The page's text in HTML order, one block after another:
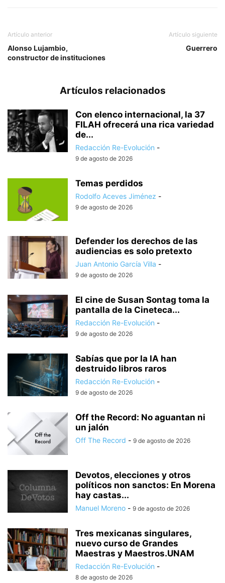
Artículo anterior
Alonso Lujambio,
constructor de instituciones
Artículo siguiente
Guerrero
Artículos relacionados
Con elenco internacional, la 37
FILAH ofrecerá una rica variedad
de...
Redacción Re-Evolución -
9 de agosto de 2026
Temas perdidos
Rodolfo Aceves Jiménez -
9 de agosto de 2026
Defender los derechos de las
audiencias es solo pretexto
Juan Antonio García Villa -
9 de agosto de 2026
El cine de Susan Sontag toma la
pantalla de la Cineteca...
Redacción Re-Evolución -
9 de agosto de 2026
Sabías que por la IA han
destruido libros raros
Redacción Re-Evolución -
9 de agosto de 2026
Off the Record: No aguantan ni
un jalón
Off The Record - 9 de agosto de 2026
Devotos, elecciones y otros
políticos non sanctos: En Morena
hay castas...
Manuel Moreno - 9 de agosto de 2026
Tres mexicanas singulares,
nuevo curso de Grandes
Maestras y Maestros.UNAM
Redacción Re-Evolución -
8 de agosto de 2026